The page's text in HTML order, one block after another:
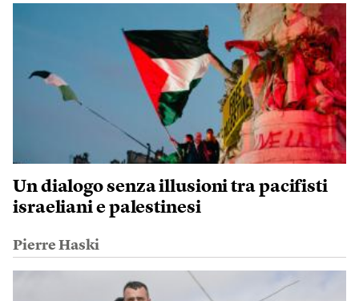
Un dialogo senza illusioni tra pacifisti
israeliani e palestinesi
Pierre Haski